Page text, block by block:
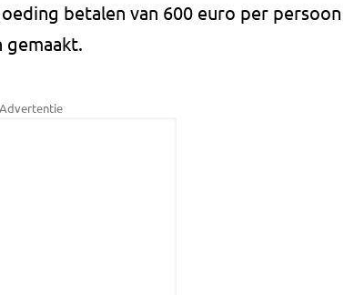
betalen van 600 euro per persoon
gemaakt.
Advertentie